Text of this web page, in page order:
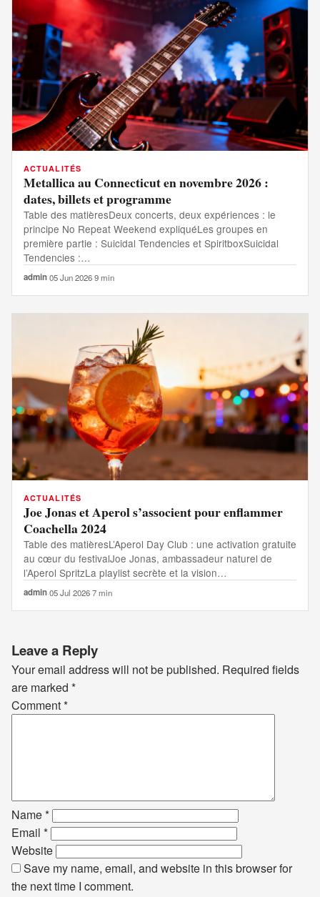
ACTUALITÉS
Metallica au Connecticut en novembre 2026 :
dates, billets et programme
Table des matièresDeux concerts, deux expériences : le
principe No Repeat Weekend expliquéLes groupes en
première partie : Suicidal Tendencies et SpiritboxSuicidal
Tendencies :…
admin·05 Jun 2026·9 min
ACTUALITÉS
Joe Jonas et Aperol s’associent pour enflammer
Coachella 2024
Table des matièresL’Aperol Day Club : une activation gratuite
au cœur du festivalJoe Jonas, ambassadeur naturel de
l’Aperol SpritzLa playlist secrète et la vision…
admin·05 Jul 2026·7 min
Leave a Reply
Your email address will not be published. Required fields
are marked *
Comment*
Name*
Email *
Website
Save my name, email, and website in this browser for
the next time I comment.